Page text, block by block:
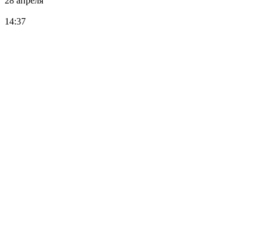
14:37